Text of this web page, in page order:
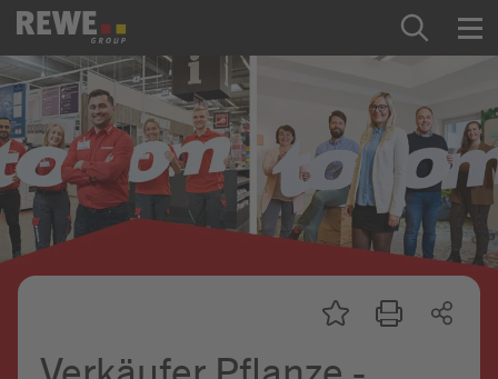
Zum Inhalt springen
Startseite
REWE Group als Arbeitgeber
Ausbildung & Studium
Praktikum & Werkstudium
Mein Kandidat:innenprofil